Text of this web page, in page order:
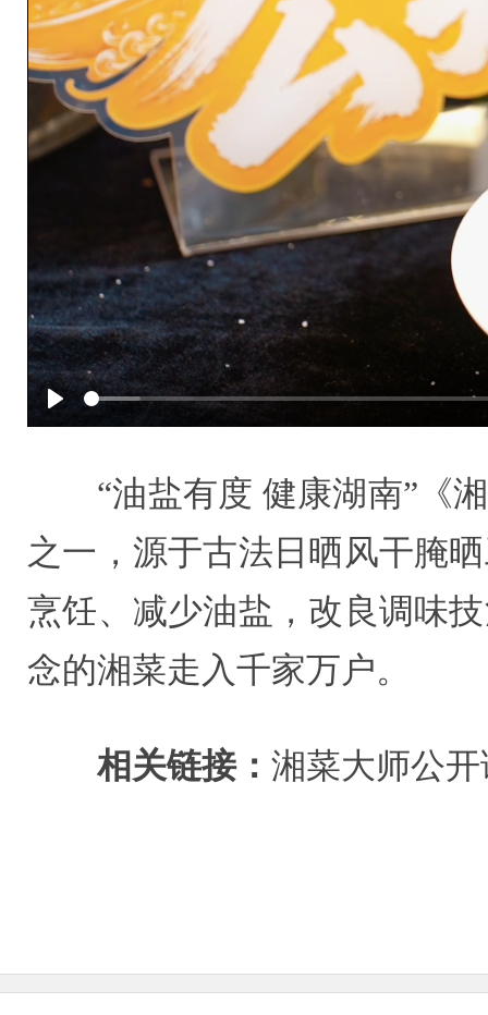
Play
“油盐有度 健康湖南”《
之一，源于古法日晒风干腌
烹饪、减少油盐，改良调味
念的湘菜走入千家万户。
相关链接： 湘菜大师公